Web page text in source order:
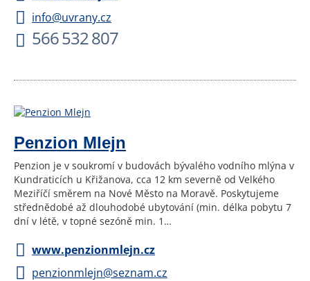
info@uvrany.cz
566 532 807
Penzion Mlejn
Penzion je v soukromí v budovách bývalého vodního mlýna v
Kundraticích u Křižanova, cca 12 km severně od Velkého
Meziříčí směrem na Nové Město na Moravě. Poskytujeme
střednědobé až dlouhodobé ubytování (min. délka pobytu 7
dní v létě, v topné sezóně min. 1…
www.penzionmlejn.cz
penzionmlejn@seznam.cz